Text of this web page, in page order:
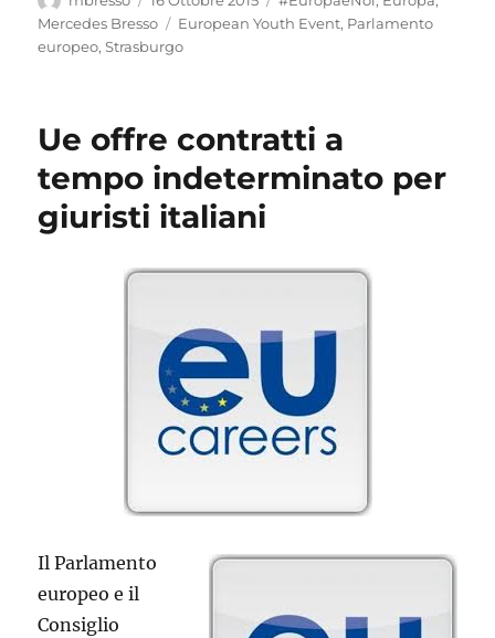
il
Mercedes Bresso
Tag
European Youth Event, Parlamento
europeo,Strasburgo
Ue offre contratti a
tempo indeterminato per
giuristi italiani
Il Parlamento
europeo e il
Consiglio